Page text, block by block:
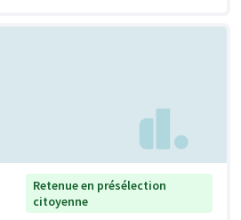
Retenue en présélection
citoyenne